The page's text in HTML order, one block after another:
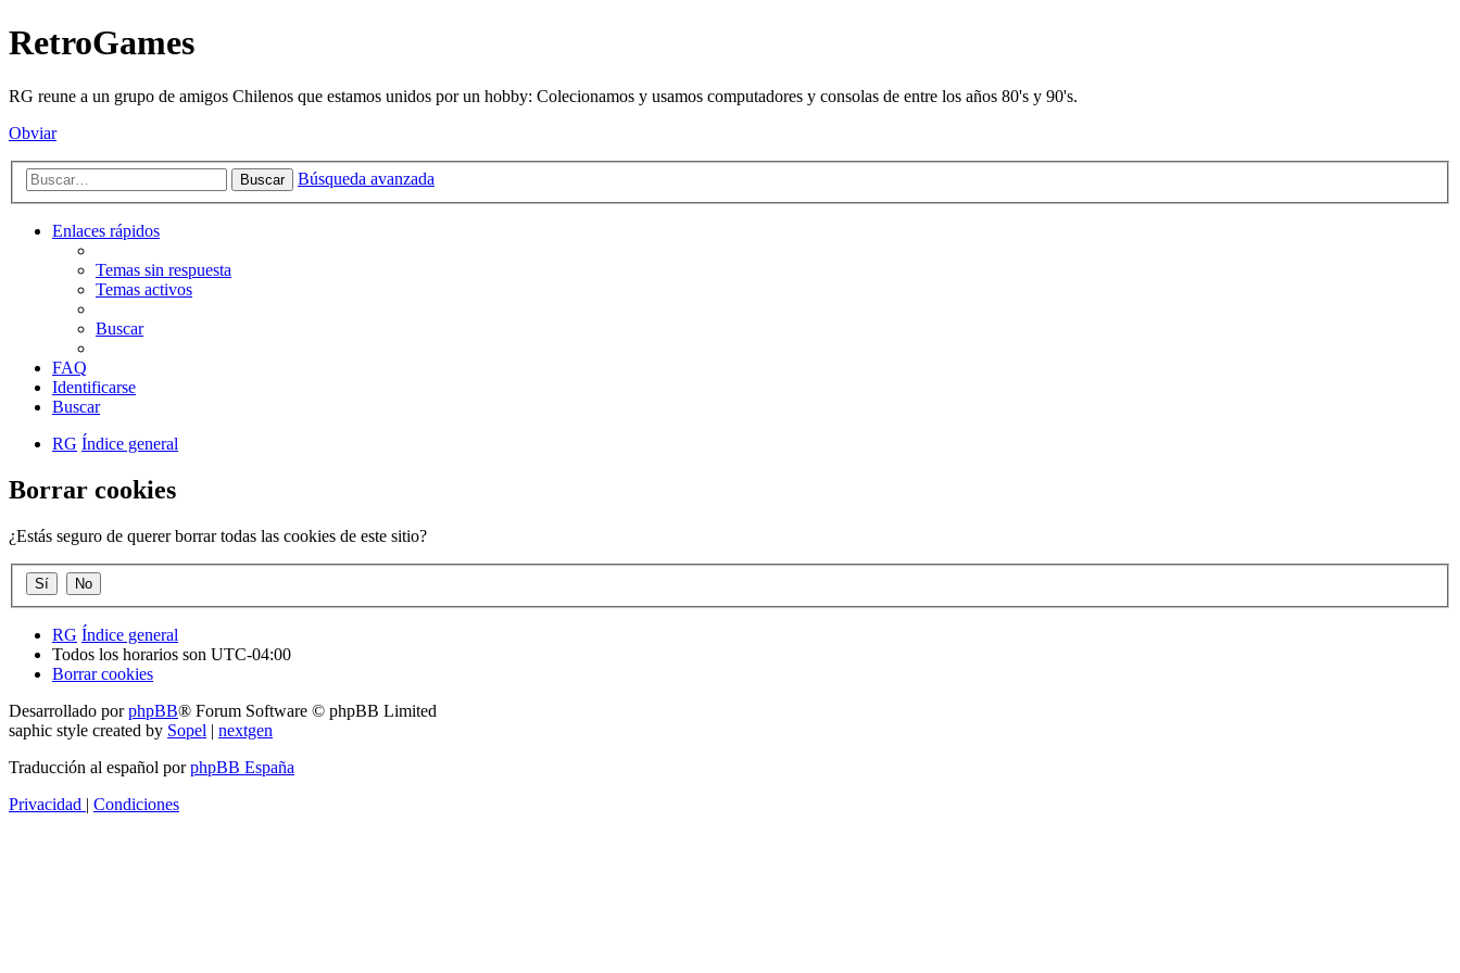
RetroGames
RG reune a un grupo de amigos Chilenos que estamos unidos por un hobby: Colecionamos y usamos computadores y consolas de entre los años 80's y 90's.
Obviar
Buscar Búsqueda avanzada
Enlaces rápidos
Temas sin respuesta
Temas activos
Buscar
FAQ
Identificarse
Buscar
RG Índice general
Borrar cookies
¿Estás seguro de querer borrar todas las cookies de este sitio?
RG Índice general
Todos los horarios son UTC-04:00
Borrar cookies
Desarrollado porphpBB® Forum Software © phpBB Limited
saphic style created by Sopel | nextgen
Traducción al español porphpBB España
Privacidad | Condiciones